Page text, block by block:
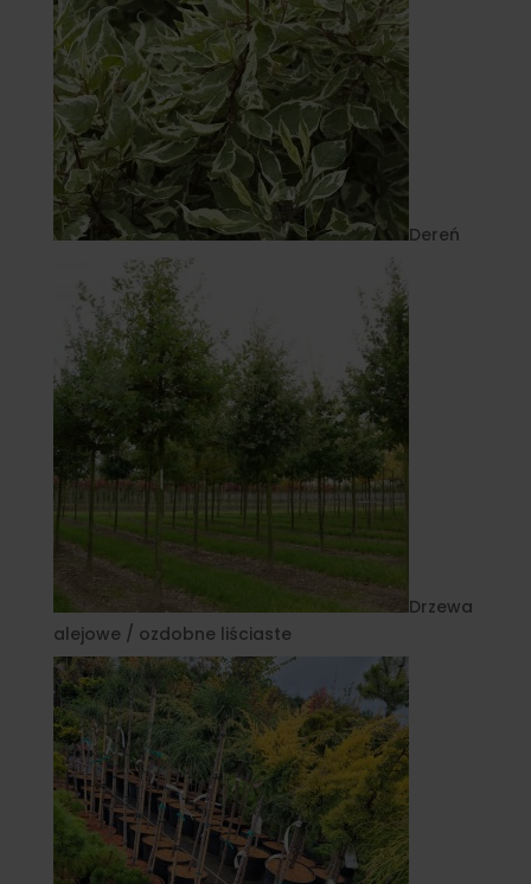
Dereń
Drzewa
alejowe / ozdobne liściaste